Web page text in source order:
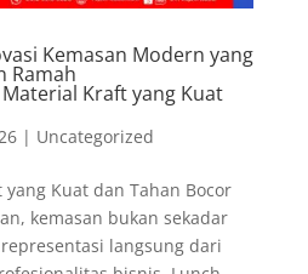
Kemasan Modern yang
Ramah
Kraft yang Kuat
| Uncategorized
Kuat dan Tahan Bocor
kemasan bukan sekadar
langsung dari